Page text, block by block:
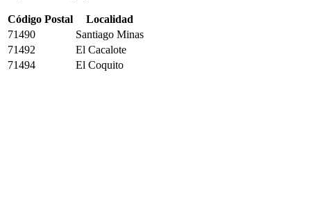
Código Postal
Localidad
71490
Santiago Minas
71492
El Cacalote
71494
El Coquito